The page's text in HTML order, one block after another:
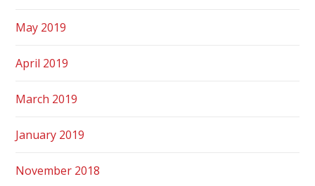
May 2019
April 2019
March 2019
January 2019
November 2018